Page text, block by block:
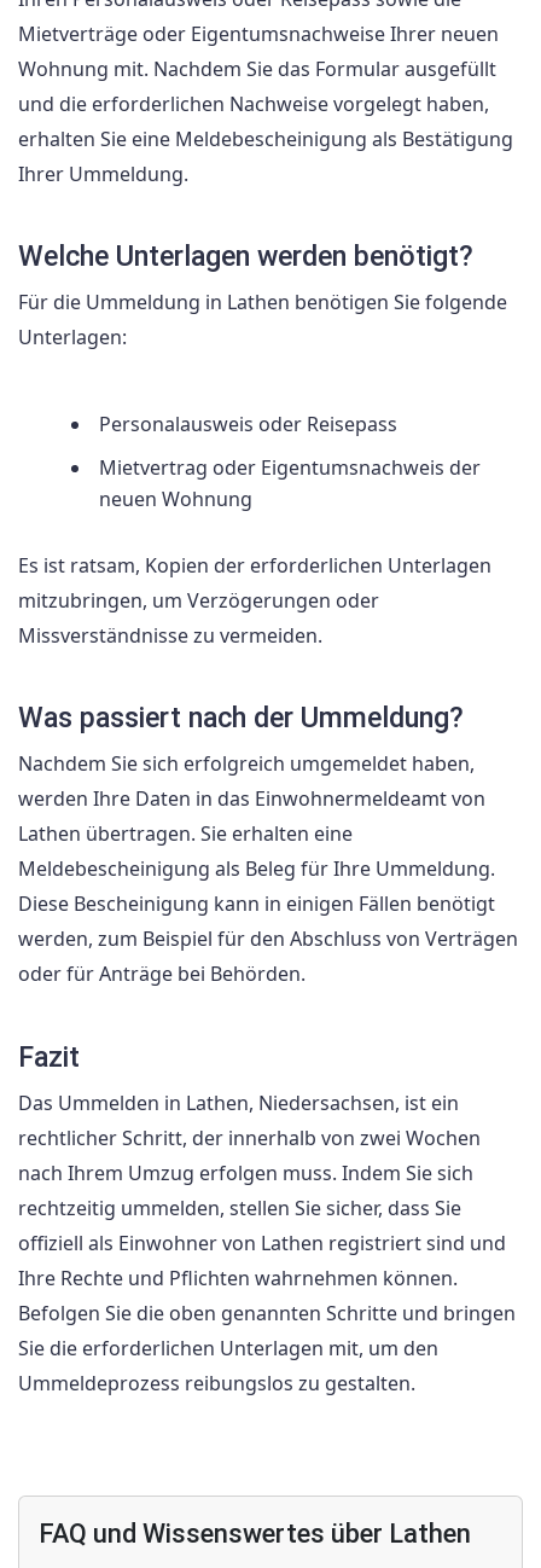
Mietverträge oder Eigentumsnachweise Ihrer neuen
Wohnung mit. Nachdem Sie das Formular ausgefüllt
und die erforderlichen Nachweise vorgelegt haben,
erhalten Sie eine Meldebescheinigung als Bestätigung
Ihrer Ummeldung.
Welche Unterlagen werden benötigt?
Für die Ummeldung in Lathen benötigen Sie folgende
Unterlagen:
Personalausweis oder Reisepass
Mietvertrag oder Eigentumsnachweis der
neuen Wohnung
Es ist ratsam, Kopien der erforderlichen Unterlagen
mitzubringen, um Verzögerungen oder
Missverständnisse zu vermeiden.
Was passiert nach der Ummeldung?
Nachdem Sie sich erfolgreich umgemeldet haben,
werden Ihre Daten in das Einwohnermeldeamt von
Lathen übertragen. Sie erhalten eine
Meldebescheinigung als Beleg für Ihre Ummeldung.
Diese Bescheinigung kann in einigen Fällen benötigt
werden, zum Beispiel für den Abschluss von Verträgen
oder für Anträge bei Behörden.
Fazit
Das Ummelden in Lathen, Niedersachsen, ist ein
rechtlicher Schritt, der innerhalb von zwei Wochen
nach Ihrem Umzug erfolgen muss. Indem Sie sich
rechtzeitig ummelden, stellen Sie sicher, dass Sie
offiziell als Einwohner von Lathen registriert sind und
Ihre Rechte und Pflichten wahrnehmen können.
Befolgen Sie die oben genannten Schritte und bringen
Sie die erforderlichen Unterlagen mit, um den
Ummeldeprozess reibungslos zu gestalten.
FAQ und Wissenswertes über Lathen